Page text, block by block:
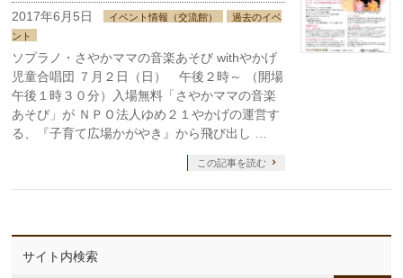
2017年6月5日 イベント情報（交流館）
過去のイベ
ント
ソプラノ・さやかママの音楽あそび withやかげ
児童合唱団 ７月２日（日） 午後２時～ （開場
午後１時３０分）入場無料「さやかママの音楽
あそび」が ＮＰＯ法人ゆめ２１やかげの運営す
る、『子育て広場かがやき』から飛び出し …
この記事を読む
サイト内検索